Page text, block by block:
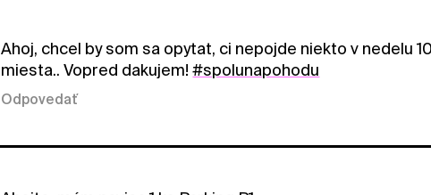
Ahoj, chcel by som sa opytat, ci nepojde niekto v nedelu
miesta.. Vopred dakujem!#spolunapohodu
Odpovedať